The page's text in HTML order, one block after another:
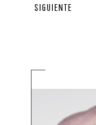
SIGUIENTE